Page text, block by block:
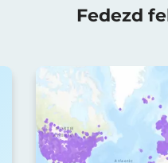
Fedezd